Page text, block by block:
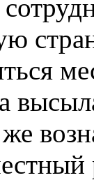
а